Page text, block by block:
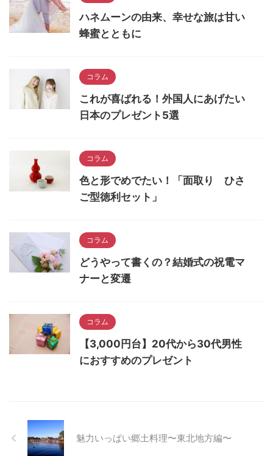
ハネムーンの由来、幸せな旅は甘い
蜂蜜とともに
コラム
これが喜ばれる！外国人にあげたい
日本のプレゼント5選
コラム
色と形でめでたい！「面取り ひさ
ご型徳利セット」
コラム
どうやって書くの？結婚式の祝電マ
ナーと変遷
コラム
【3,000円台】20代から30代男性
におすすめのプレゼント
魅力いっぱい郷土料理〜東北地方編〜